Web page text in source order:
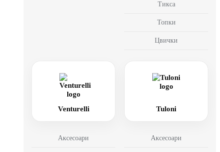
Тикса
Топки
Цвички
Venturelli
Аксесоари
Tuloni
Аксесоари